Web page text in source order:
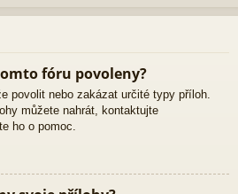
fóru povoleny?
povolit nebo zakázat určité typy příloh.
můžete nahrát, kontaktujte
ho o pomoc.